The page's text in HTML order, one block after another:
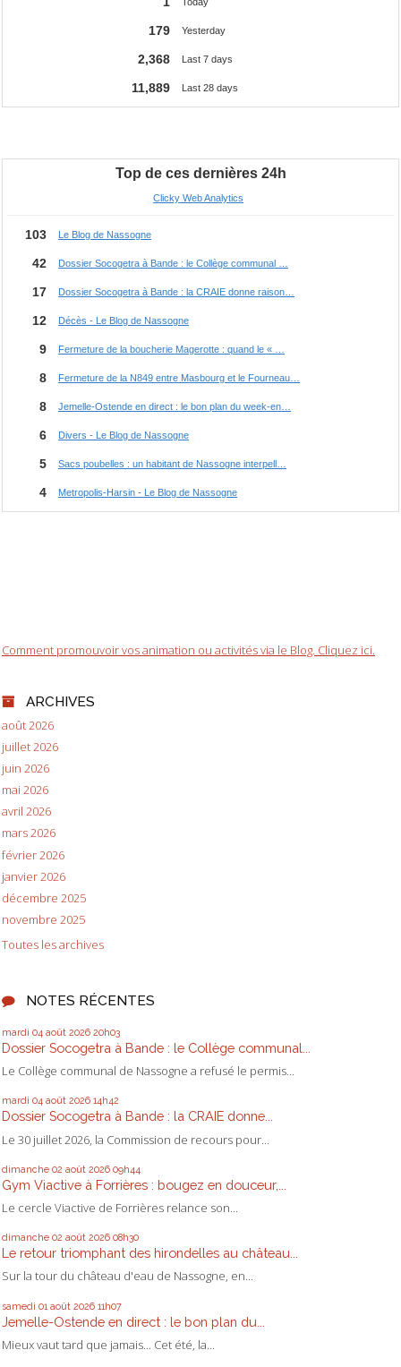
Comment promouvoir vos animation ou activités via le Blog. Cliquez ici.
ARCHIVES
août 2026
juillet 2026
juin 2026
mai 2026
avril 2026
mars 2026
février 2026
janvier 2026
décembre 2025
novembre 2025
Toutes les archives
NOTES RÉCENTES
mardi 04 août 2026 20h03
Dossier Socogetra à Bande : le Collège communal...
Le Collège communal de Nassogne a refusé le permis...
mardi 04 août 2026 14h42
Dossier Socogetra à Bande : la CRAIE donne...
Le 30 juillet 2026, la Commission de recours pour...
dimanche 02 août 2026 09h44
Gym Viactive à Forrières : bougez en douceur,...
Le cercle Viactive de Forrières relance son...
dimanche 02 août 2026 08h30
Le retour triomphant des hirondelles au château...
Sur la tour du château d'eau de Nassogne, en...
samedi 01 août 2026 11h07
Jemelle-Ostende en direct : le bon plan du...
Mieux vaut tard que jamais... Cet été, la...